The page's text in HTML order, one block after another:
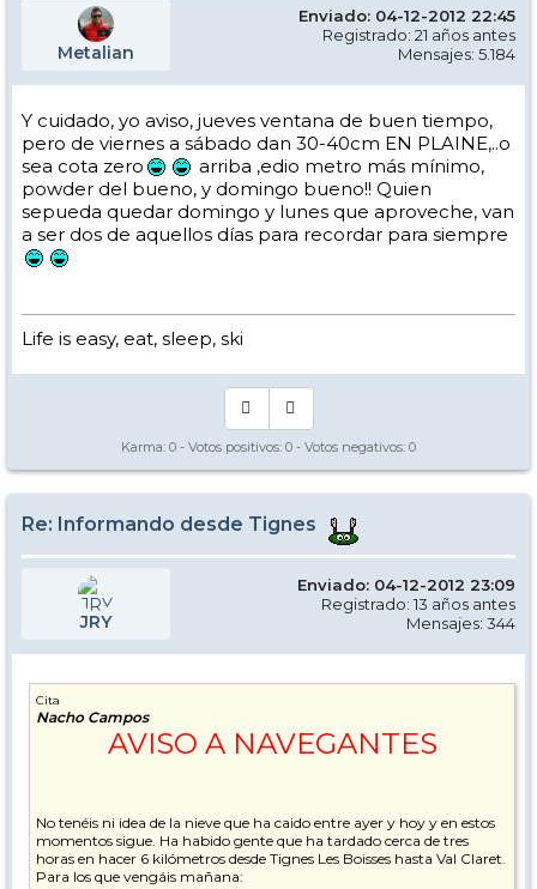
Metalian
Enviado: 04-12-2012 22:45
Registrado: 21 años antes
Mensajes: 5.184
Y cuidado, yo aviso, jueves ventana de buen tiempo,
pero de viernes a sábado dan 30-40cm EN PLAINE,..o
sea cota zero
arriba ,edio metro más mínimo,
powder del bueno, y domingo bueno!! Quien
sepueda quedar domingo y lunes que aproveche, van
a ser dos de aquellos días para recordar para siempre
Life is easy, eat, sleep, ski
Karma: 0 - Votos positivos: 0 - Votos negativos: 0
Re: Informando desde Tignes
JRY
Enviado: 04-12-2012 23:09
Registrado: 13 años antes
Mensajes: 344
Cita
Nacho Campos
AVISO A NAVEGANTES
No tenéis ni idea de la nieve que ha caido entre ayer y hoy y en estos
momentos sigue. Ha habido gente que ha tardado cerca de tres
horas en hacer 6 kilómetros desde Tignes Les Boisses hasta Val Claret.
Para los que vengáis mañana: